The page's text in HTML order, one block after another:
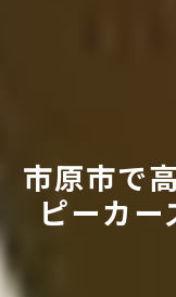
市原市で
ピーカ